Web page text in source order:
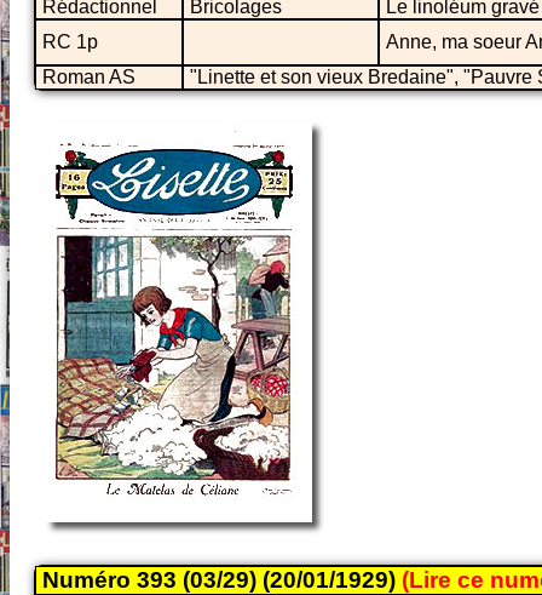
Rédactionnel Bricolages
Le linoléum gravé
RC 1p
Anne, ma soeur
Roman AS
"Linette et son vieux Bredaine", "Pauvre
Numéro 393 (03/29) (20/01/1929) (Lire ce